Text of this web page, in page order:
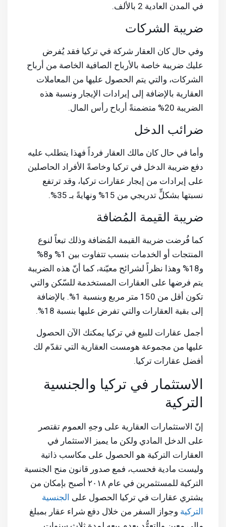
في المدن العادية 2 بالألف.
ضريبة الشركات
وفي حال كان العقار شركة في تركيا فقد يُفرض
عليك ضريبة خاصة بالأرباح الصافية الخاصة من أرباح
الشركات، والتي يتم الحصول عليها من المعاملات
العقارية بالإضافة إلى إيرادات الإيجار ونسبة هذه
الضريبة 20% متضمنةً أرباح رأس المال.
ضرائب الدخل
وأما في حال كان مالك العقار فرداً فهذا يتطلب عليه
دفع ضريبة الدخل في تركيا وخاصةً الأفراد الحاصلين
على إيرادات من إيجار عقارات تركيا، وقد ترتفع
نسبتها بشكلٍّ تدريجي من 15% ونهايةً بـ 35%.
ضريبة القيمة المُضافة
كما فُرضت ضريبة القيمة المُضافة وذلك تبعاً لنوع
المنتجات أو الخدمات بنسب تتفاوت بين 1% و8%
و18% وهذا نظراً لشرائح معيّنة، كما أنّ هذه الضريبة
يتم فرضها على العقارات المستخدمة للسّكن والتي
تكون أقل من 150 متر مربع وبنسبة 1%. بالإضافة
إلى بقية العقارات والتي تفرض عليها بنسبة 18%.
أجمل عقارات للبيع في تركيا يمكنك الآن الحصول
عليها من مجموعة هومست العقارية التي تقدّم لك
أفضل عقارات تركيا.
الاستثمار في تركيا والجنسية
التركية
إنّ الاستثمارات العقارية على وجهِ العموم تقتصر
على الدخل المادي ولكن ما يميز الاستثمار في
العقارات التركية هو الحصول على مكاسب ذاتية
وليست مادية فحسب، فمع صدور قانون منح الجنسية
التركية للمستثمرين في عام ٢٠١٨ أصبح بإمكان من
يشتري عقارات في تركيا الحصول على الجنسية
التركية وجواز السفر من خلال دفع شراء عقار بمبلغ